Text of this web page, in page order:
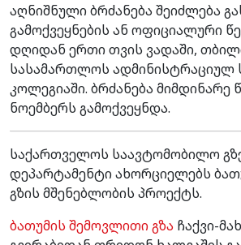
აღნიშნული ბრძანება შეიძლება
გამოქვეყნების ან ოფიციალური
დღიდან ერთი თვის ვადაში,
სასამართლოს ადმინისტრაციულ
კოლეგიაში. ბრძანება მიმდინარე
ნოემბერს გამოქვეყნდა.
საქართველოს საავტომობილო
დეპარტამენტი ახორციელებს
გზის მშენებლობის პროექტს.
ბათუმის შემოვლითი გზა ჩაქვი-